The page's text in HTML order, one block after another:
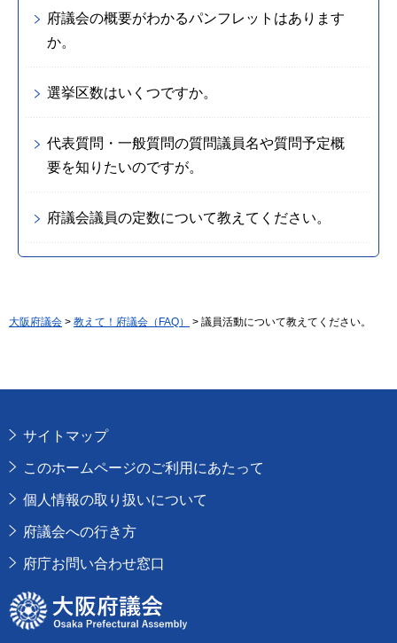
府議会の概要がわかるパンフレットはあります
か。
選挙区数はいくつですか。
代表質問・一般質問の質問議員名や質問予定概
要を知りたいのですが。
府議会議員の定数について教えてください。
大阪府議会 > 教えて！府議会（FAQ） > 議員活動について教えてください。
サイトマップ
このホームページのご利用にあたって
個人情報の取り扱いについて
府議会への行き方
府庁お問い合わせ窓口
大阪府議会